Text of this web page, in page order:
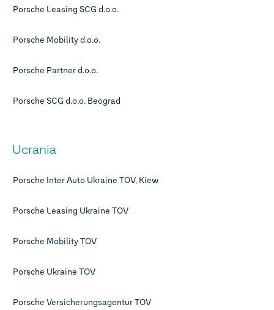
Porsche Leasing SCG d.o.o.
Porsche Mobility d.o.o.
Porsche Partner d.o.o.
Porsche SCG d.o.o. Beograd
Ucrania
Porsche Inter Auto Ukraine TOV, Kiew
Porsche Leasing Ukraine TOV
Porsche Mobility TOV
Porsche Ukraine TOV
Porsche Versicherungsagentur TOV